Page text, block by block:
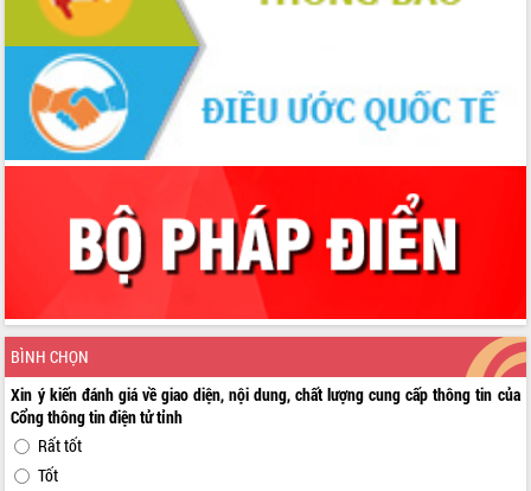
BÌNH CHỌN
Xin ý kiến đánh giá về giao diện, nội dung, chất lượng cung cấp thông tin của
Cổng thông tin điện tử tỉnh
Rất tốt
Tốt